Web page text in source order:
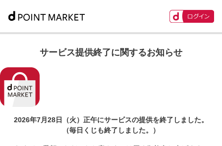
サービス提供終了に関するお知らせ
2026年7月28日（火）正午にサービスの提供を終了しました。
（毎日くじも終了しました。）